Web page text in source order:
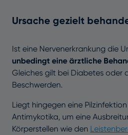
Ursache gezielt
Ist eine Nervenerkrankung die
unbedingt eine ärztliche
Gleiches gilt bei Diabetes oder
Beschwerden.
Liegt hingegen eine
Antimykotika, um eine
Körperstellen wie den